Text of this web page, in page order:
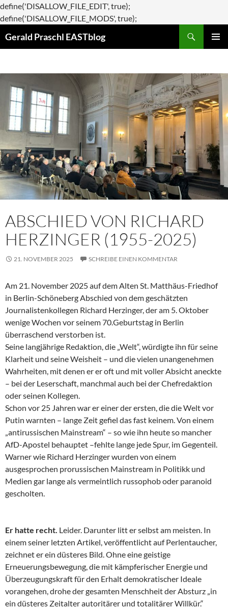
define('DISALLOW_FILE_EDIT', true);
define('DISALLOW_FILE_MODS', true);
Gerald Praschl EASTblog
ABSCHIED VON RICHARD
HERZINGER (1955-2025)
21. NOVEMBER 2025 SCHREIBE EINEN KOMMENTAR
Am 21. November 2025 auf dem Alten St. Matthäus-Friedhof
in Berlin-Schöneberg Abschied von dem geschätzten
Journalistenkollegen Richard Herzinger, der am 5. Oktober
wenige Wochen vor seinem 70.Geburtstag in Berlin
überraschend verstorben ist.
Seine langjährige Redaktion, die „Welt“, würdigte ihn für seine
Klarheit und seine Weisheit – und die vielen unangenehmen
Wahrheiten, mit denen er er oft und mit voller Absicht aneckte
– bei der Leserschaft, manchmal auch bei der Chefredaktion
oder seinen Kollegen.
Schon vor 25 Jahren war er einer der ersten, die die Welt vor
Putin warnten – lange Zeit gefiel das fast keinem. Von einem
„antirussischen Mainstream“ – so wie ihn heute so mancher
AfD-Apostel behauptet –fehlte lange jede Spur, im Gegenteil.
Warner wie Richard Herzinger wurden von einem
ausgesprochen prorussischen Mainstream in Politikk und
Medien gar lange als vermeintlich russophob oder paranoid
gescholten.
Er hatte recht. Leider. Darunter litt er selbst am meisten. In
einem seiner letzten Artikel, veröffentlicht auf Perlentaucher,
zeichnet er ein düsteres Bild. Ohne eine geistige
Erneuerungsbewegung, die mit kämpferischer Energie und
Überzeugungskraft für den Erhalt demokratischer Ideale
vorangehen, drohe der gesamten Menschheit der Absturz „in
ein düsteres Zeitalter autoritärer und totalitärer Willkür.“